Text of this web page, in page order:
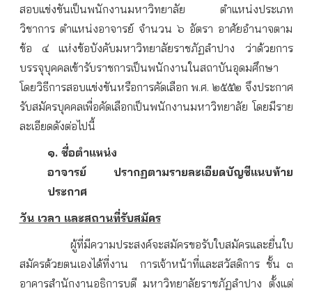
สอบแข่งขันเป็นพนักงานมหาวิทยาลัย ตำแหน่งประเภท
วิชาการ ตำแหน่งอาจารย์ จำนวน ๖ อัตรา อาศัยอำนาจตาม
ข้อ ๔ แห่งข้อบังคับมหาวิทยาลัยราชภัฏลำปาง ว่าด้วยการ
บรรจุบุคคลเข้ารับราชการเป็นพนักงานในสถาบันอุดมศึกษา
โดยวิธีการสอบแข่งขันหรือการคัดเลือก พ.ศ. ๒๕๕๒ จึงประกาศ
รับสมัครบุคคลเพื่อคัดเลือกเป็นพนักงานมหาวิทยาลัย โดยมีราย
ละเอียดดังต่อไปนี้
๑. ชื่อตำแหน่ง
อาจารย์ ปรากฏตามรายละเอียดบัญชีแนบท้าย
ประกาศ
วัน เวลา และสถานที่รับสมัคร
ผู้ที่มีความประสงค์จะสมัครขอรับใบสมัครและยื่นใบ
สมัครด้วยตนเองได้ที่งาน การเจ้าหน้าที่และสวัสดิการ ชั้น ๓
อาคารสำนักงานอธิการบดี มหาวิทยาลัยราชภัฏลำปาง ตั้งแต่